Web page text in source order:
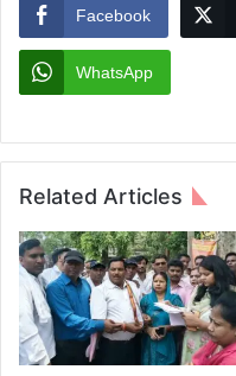
Facebook
WhatsApp
Related Articles